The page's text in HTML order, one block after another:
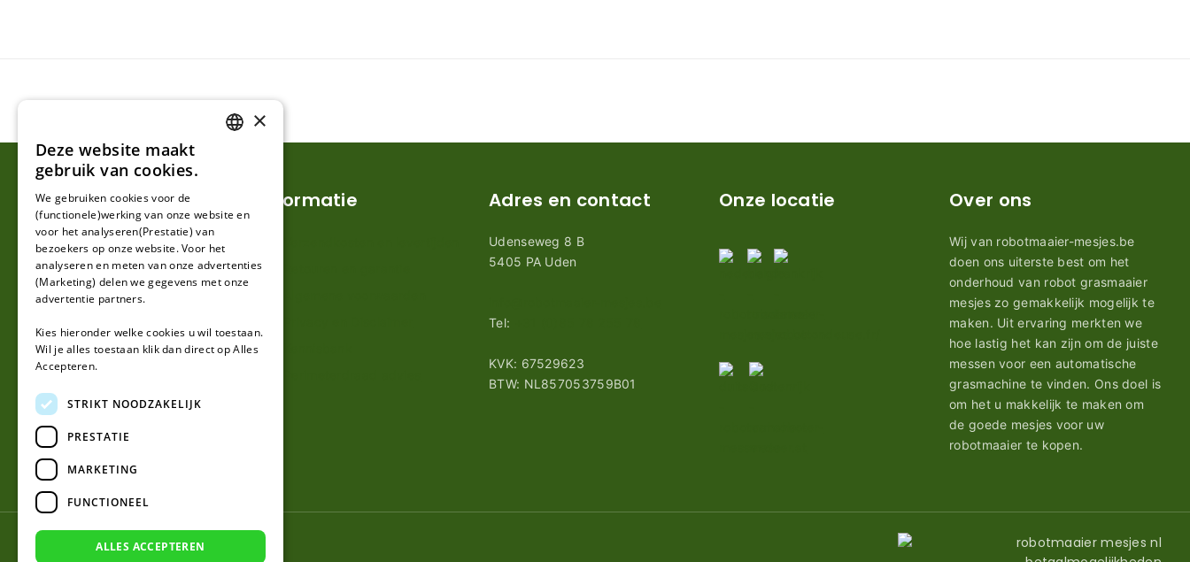
Klantenservice
Mijn account
Klantenservice
Contact
Informatie Adres en contact
Udenseweg 8 B
5405 PA Uden
Tel:
KVK: 67529623
BTW: NL857053759B01
Onze locatie Over ons
Wij van robotmaaier-mesjes.be
doen ons uiterste best om het
onderhoud van robot grasmaaier
mesjes zo gemakkelijk mogelijk te
maken. Uit ervaring merkten we
hoe lastig het kan zijn om de juiste
messen voor een automatische
grasmachine te vinden. Ons doel is
om het u makkelijk te maken om
de goede mesjes voor uw
robotmaaier te kopen.
© 2026 Robotmaaier-mesjes.be
GERMAN
×
Deze website maakt
gebruik van cookies.
We gebruiken cookies voor de
(functionele)werking van onze website en
voor het analyseren(Prestatie) van
bezoekers op onze website. Voor het
analyseren en meten van onze advertenties
(Marketing) delen we gegevens met onze
advertentie partners.
Kies hieronder welke cookies u wil toestaan.
Wil je alles toestaan klik dan direct op Alles
Accepteren.
STRIKT NOODZAKELIJK
PRESTATIE
MARKETING
FUNCTIONEEL
ALLES ACCEPTEREN